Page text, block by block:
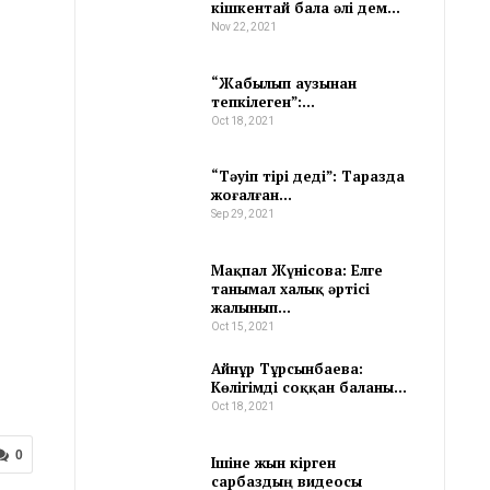
0
кішкентай бала әлі дем…
Nov 22, 2021
“Жабылып аузынан
тепкілеген”:…
Oct 18, 2021
“Тәуіп тірі деді”: Таразда
жоғалған…
Sep 29, 2021
Мақпал Жүнісова: Елге
танымал халық әртісі
жалынып…
Oct 15, 2021
Айнұр Тұрсынбаева:
Көлігімді соққан баланы…
Oct 18, 2021
Ішіне жын кірген
сарбаздың видеосы